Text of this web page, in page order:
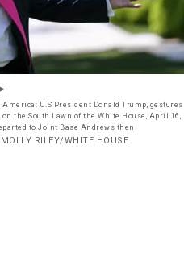
U.S President Donald Trump, gestures
the South Lawn of the White House, April 16,
to Joint Base Andrews then
RILEY/WHITE HOUSE